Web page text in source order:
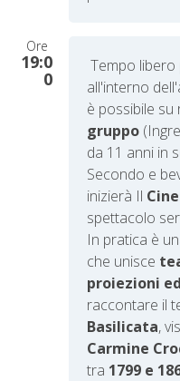
Ore
19:0
0
Tempo libero
all'interno
è possibile
gruppo
da 11 anni in
Secondo e
inizierà Il C
spettacolo
In pratica è
che unisce
proiezioni
raccontare il
Basilicata,
Carmine
tra 1799 e